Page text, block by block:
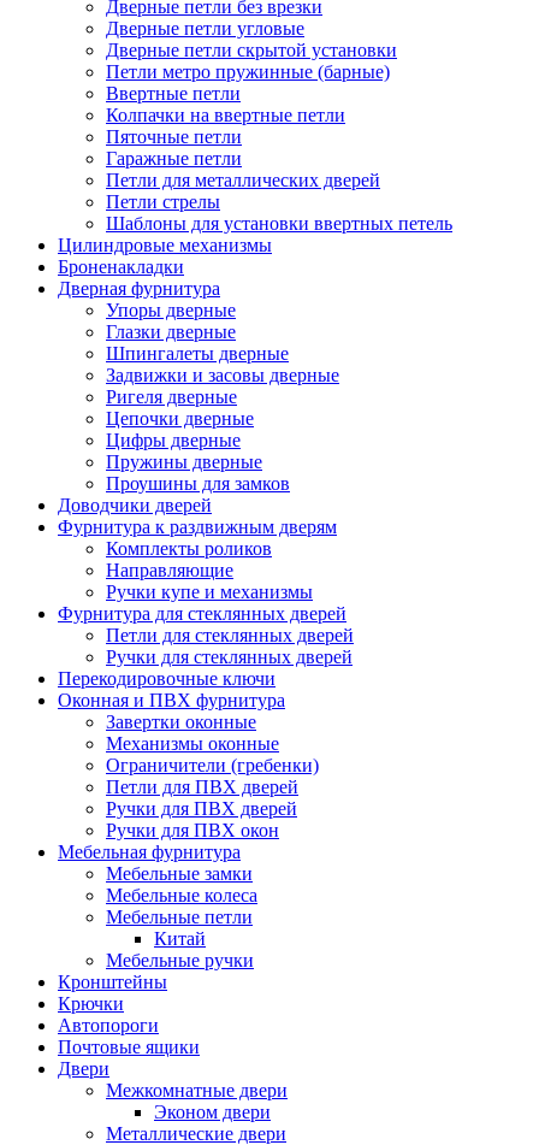
Дверные петли без врезки
Дверные петли угловые
Дверные петли скрытой установки
Петли метро пружинные (барные)
Ввертные петли
Колпачки на ввертные петли
Пяточные петли
Гаражные петли
Петли для металлических дверей
Петли стрелы
Шаблоны для установки ввертных петель
Цилиндровые механизмы
Броненакладки
Дверная фурнитура
Упоры дверные
Глазки дверные
Шпингалеты дверные
Задвижки и засовы дверные
Ригеля дверные
Цепочки дверные
Цифры дверные
Пружины дверные
Проушины для замков
Доводчики дверей
Фурнитура к раздвижным дверям
Комплекты роликов
Направляющие
Ручки купе и механизмы
Фурнитура для стеклянных дверей
Петли для стеклянных дверей
Ручки для стеклянных дверей
Перекодировочные ключи
Оконная и ПВХ фурнитура
Завертки оконные
Механизмы оконные
Ограничители (гребенки)
Петли для ПВХ дверей
Ручки для ПВХ дверей
Ручки для ПВХ окон
Мебельная фурнитура
Мебельные замки
Мебельные колеса
Мебельные петли
Китай
Мебельные ручки
Кронштейны
Крючки
Автопороги
Почтовые ящики
Двери
Межкомнатные двери
Эконом двери
Металлические двери